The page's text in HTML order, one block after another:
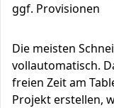
ggf. Provisionen
Die meisten
vollautomatisch.
freien Zeit am
Projekt erstellen,